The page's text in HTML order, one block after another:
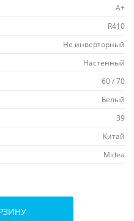
A+
R410
Не инверторный
Настенный
60 / 70
Белый
39
Китай
Midea